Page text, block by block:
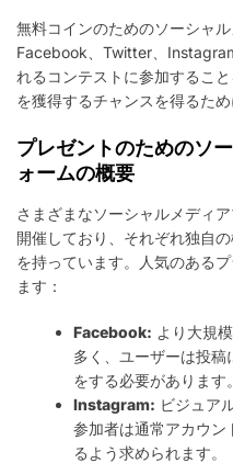
無料コインのためのソーシャ
Facebook、Twitter、
れるコンテストに参加するこ
を獲得するチャンスを得るた
プレゼントのためのソ
ォームの概要
さまざまなソーシャルメディ
開催しており、それぞれ独自
を持っています。人気のある
ます：
Facebook: より大規
多く、ユーザーは投稿
をする必要があります。
Instagram: ビジュア
参加者は通常アカウン
るよう求められます。